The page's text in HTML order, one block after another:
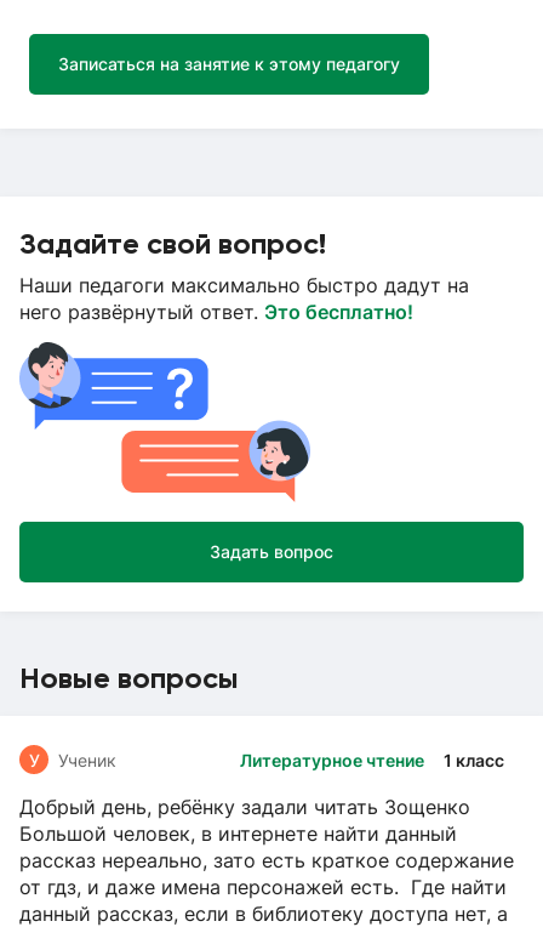
Записаться на занятие к этому педагогу
Задайте свой вопрос!
Наши педагоги максимально быстро дадут на
него развёрнутый ответ. Это бесплатно!
Задать вопрос
Новые вопросы
Литературное чтение 1 класс
У Ученик
Добрый день, ребёнку задали читать Зощенко
Большой человек, в интернете найти данный
рассказ нереально, зато есть краткое содержание
от гдз, и даже имена персонажей есть. Где найти
данный рассказ, если в библиотеку доступа нет, а